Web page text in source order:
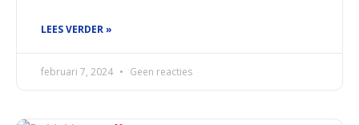
LEES VERDER »
februari 7, 2024 Geen reacties